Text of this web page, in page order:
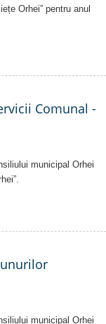
Orhei” pentru anul
Comunal -
municipal Orhei
municipal Orhei